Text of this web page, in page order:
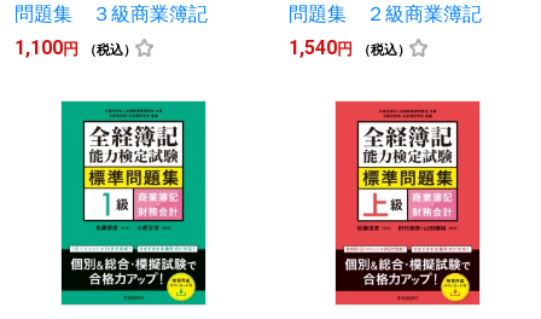
問題集 ３級商業簿記
1,100円 （税込）
問題集 ２級商業簿記
1,540円 （税込）